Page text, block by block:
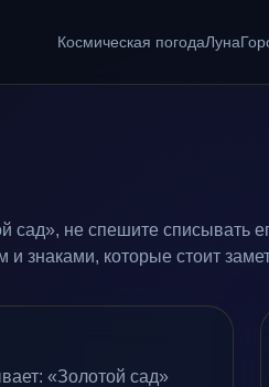
Космическая погодаЛуна
сад», не спешите списывать
знаками, которые стоит
«Золотой сад»